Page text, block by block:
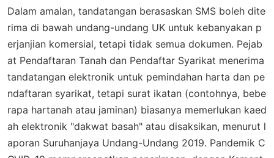
Dalam amalan, tandatangan berasaskan SMS boleh dite
rima di bawah undang-undang UK untuk kebanyakan p
erjanjian komersial, tetapi tidak semua dokumen. Pejab
at Pendaftaran Tanah dan Pendaftar Syarikat menerima
tandatangan elektronik untuk pemindahan harta dan pe
ndaftaran syarikat, tetapi surat ikatan (contohnya, bebe
rapa hartanah atau jaminan) biasanya memerlukan kaed
ah elektronik "dakwat basah" atau disaksikan, menurut l
aporan Suruhanjaya Undang-Undang 2019. Pandemik C